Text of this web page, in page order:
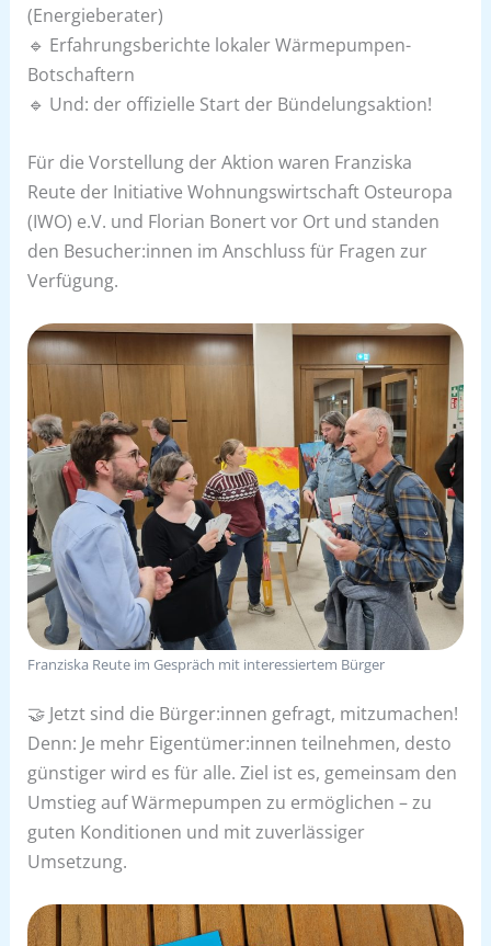
(Energieberater)
🔹 Erfahrungsberichte lokaler Wärmepumpen-
Botschaftern
🔹 Und: der offizielle Start der Bündelungsaktion!
Für die Vorstellung der Aktion waren Franziska
Reute der Initiative Wohnungswirtschaft Osteuropa
(IWO) e.V. und Florian Bonert vor Ort und standen
den Besucher:innen im Anschluss für Fragen zur
Verfügung.
Franziska Reute im Gespräch mit interessiertem Bürger
🤝 Jetzt sind die Bürger:innen gefragt, mitzumachen!
Denn: Je mehr Eigentümer:innen teilnehmen, desto
günstiger wird es für alle. Ziel ist es, gemeinsam den
Umstieg auf Wärmepumpen zu ermöglichen – zu
guten Konditionen und mit zuverlässiger
Umsetzung.